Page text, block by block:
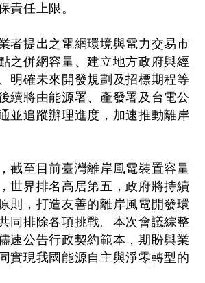
責任上限。
者提出之電網環境與電力交易市
之併網容量、建立地方政府與經
明確未來開發規劃及招標期程等
續將由能源署、產發署及台電公
並追蹤辦理進度，加速推動離岸
截至目前臺灣離岸風電裝置容量
世界排名高居第五，政府將持續
則，打造友善的離岸風電開發環
同排除各項挑戰。本次會議綜整
速公告行政契約範本，期盼與業
實現我國能源自主與淨零轉型的